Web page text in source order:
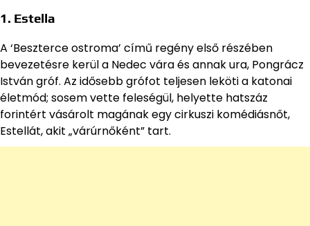
1. Estella
A ‘Beszterce ostroma’ című regény első részében
bevezetésre kerül a Nedec vára és annak ura, Pongrácz
István gróf. Az idősebb grófot teljesen leköti a katonai
életmód; sosem vette feleségül, helyette hatszáz
forintért vásárolt magának egy cirkuszi komédiásnőt,
Estellát, akit „várúrnőként” tart.